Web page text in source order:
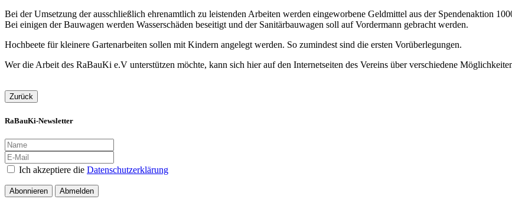
Bei der Umsetzung der ausschließlich ehrenamtlich zu leistenden Arbeiten werden eingeworbene Geldmittel aus der Spendenaktion
Bei einigen der Bauwagen werden Wasserschäden beseitigt und der Sanitärbauwagen soll auf Vordermann gebracht werden.
Hochbeete für kleinere Gartenarbeiten sollen mit Kindern angelegt werden. So zumindest sind die ersten Vorüberlegungen.
Wer die Arbeit des RaBauKi e.V unterstützen möchte, kann sich hier auf den Internetseiten des Vereins über verschiedene
Zurück
RaBauKi-Newsletter
Ich akzeptiere die Datenschutzerklärung
Abonnieren Abmelden